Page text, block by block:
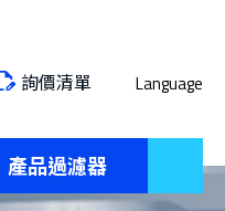
詢價清單 Language
產品過濾器